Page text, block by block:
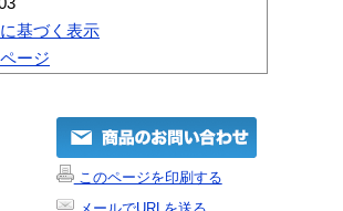
基づく表示
ージ
このページを印刷する